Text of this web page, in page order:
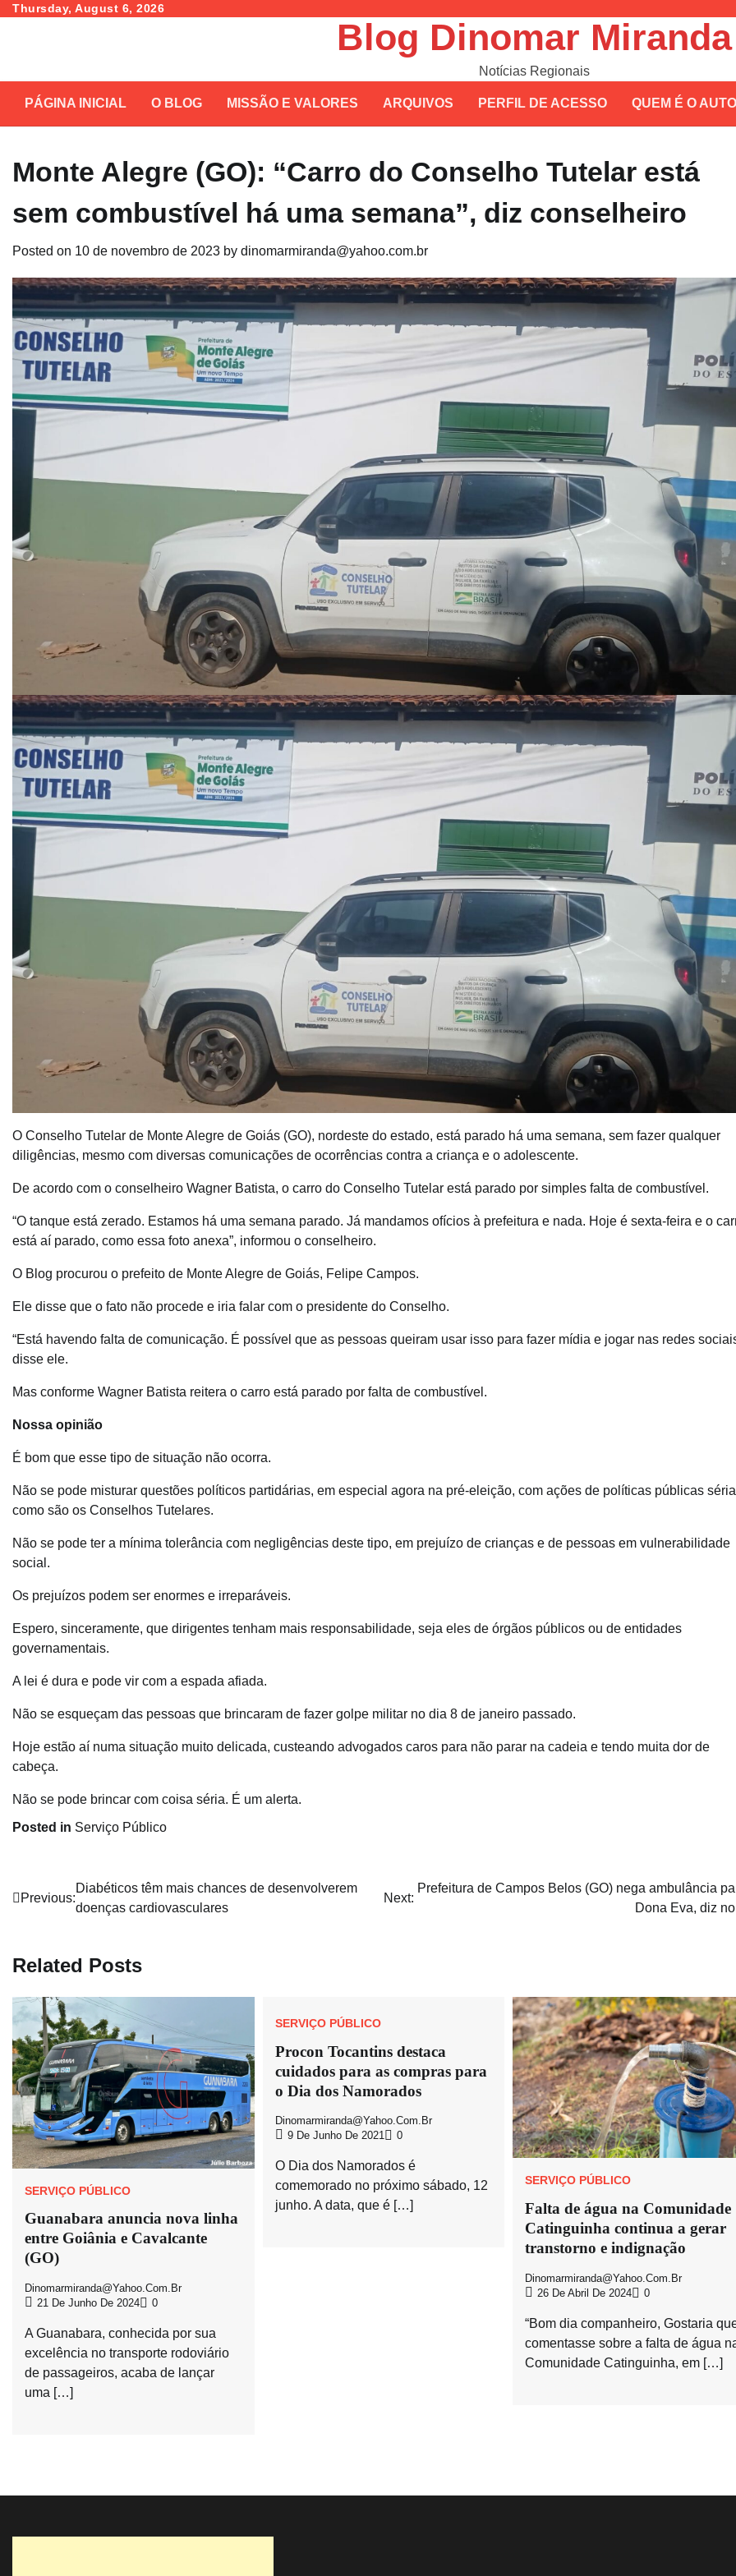
SkipThursday, August 6, 2026
Blog Dinomar Miranda
Notícias Regionais
PÁGINA INICIAL O BLOG MISSÃO E VALORES ARQUIVOS PERFIL DE ACESSO QUEM É O
Monte Alegre (GO): “Carro do Conselho Tutelar está
sem combustível há uma semana”, diz conselheiro
Posted on 10 de novembro de 2023 by dinomarmiranda@yahoo.com.br
O Conselho Tutelar de Monte Alegre de Goiás (GO), nordeste do estado, está parado há uma semana, sem fazer qualquer
diligências, mesmo com diversas comunicações de ocorrências contra a criança e o adolescente.
De acordo com o conselheiro Wagner Batista, o carro do Conselho Tutelar está parado por simples falta de combustível.
“O tanque está zerado. Estamos há uma semana parado. Já mandamos ofícios à prefeitura e nada. Hoje é sexta-feira e o
está aí parado, como essa foto anexa”, informou o conselheiro.
O Blog procurou o prefeito de Monte Alegre de Goiás, Felipe Campos.
Ele disse que o fato não procede e iria falar com o presidente do Conselho.
“Está havendo falta de comunicação. É possível que as pessoas queiram usar isso para fazer mídia e jogar nas redes
disse ele.
Mas conforme Wagner Batista reitera o carro está parado por falta de combustível.
Nossa opinião
É bom que esse tipo de situação não ocorra.
Não se pode misturar questões políticos partidárias, em especial agora na pré-eleição, com ações de políticas públicas
como são os Conselhos Tutelares.
Não se pode ter a mínima tolerância com negligências deste tipo, em prejuízo de crianças e de pessoas em vulnerabilidade
social.
Os prejuízos podem ser enormes e irreparáveis.
Espero, sinceramente, que dirigentes tenham mais responsabilidade, seja eles de órgãos públicos ou de entidades
governamentais.
A lei é dura e pode vir com a espada afiada.
Não se esqueçam das pessoas que brincaram de fazer golpe militar no dia 8 de janeiro passado.
Hoje estão aí numa situação muito delicada, custeando advogados caros para não parar na cadeia e tendo muita dor de
cabeça.
Não se pode brincar com coisa séria. É um alerta.
Posted in Serviço Público
Navegação
Previous:
Diabéticos têm mais chances de desenvolverem
doenças cardiovasculares
Next:
Prefeitura de Campos Belos (GO) nega ambulância
Dona Eva, diz
Related Posts
SERVIÇO PÚBLICO
Guanabara anuncia nova linha
entre Goiânia e Cavalcante
(GO)
Dinomarmiranda@yahoo.com.br
21 De Junho De 2024
0
A Guanabara, conhecida por sua
excelência no transporte rodoviário
de passageiros, acaba de lançar
uma […]
SERVIÇO PÚBLICO
Procon Tocantins destaca
cuidados para as compras para
o Dia dos Namorados
Dinomarmiranda@yahoo.com.br
9 De Junho De 2021
0
O Dia dos Namorados é
comemorado no próximo sábado, 12
junho. A data, que é […]
SERVIÇO PÚBLICO
Falta de água na Comunidade
Catinguinha continua a gerar
transtorno e indignação
Dinomarmiranda@yahoo.com.br
26 De Abril De 2024
0
“Bom dia companheiro, Gostaria
comentasse sobre a falta de água
Comunidade Catinguinha, em […]